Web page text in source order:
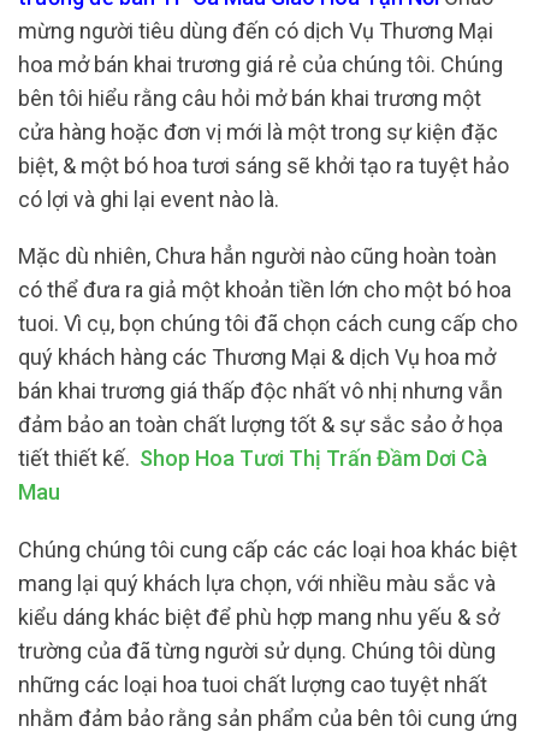
mừng người tiêu dùng đến có dịch Vụ Thương Mại
hoa mở bán khai trương giá rẻ của chúng tôi. Chúng
bên tôi hiểu rằng câu hỏi mở bán khai trương một
cửa hàng hoặc đơn vị mới là một trong sự kiện đặc
biệt, & một bó hoa tươi sáng sẽ khởi tạo ra tuyệt hảo
có lợi và ghi lại event nào là.
Mặc dù nhiên, Chưa hẳn người nào cũng hoàn toàn
có thể đưa ra giả một khoản tiền lớn cho một bó hoa
tuoi. Vì cụ, bọn chúng tôi đã chọn cách cung cấp cho
quý khách hàng các Thương Mại & dịch Vụ hoa mở
bán khai trương giá thấp độc nhất vô nhị nhưng vẫn
đảm bảo an toàn chất lượng tốt & sự sắc sảo ở họa
tiết thiết kế. Shop Hoa Tươi Thị Trấn Đầm Dơi Cà
Mau
Chúng chúng tôi cung cấp các các loại hoa khác biệt
mang lại quý khách lựa chọn, với nhiều màu sắc và
kiểu dáng khác biệt để phù hợp mang nhu yếu & sở
trường của đã từng người sử dụng. Chúng tôi dùng
những các loại hoa tuoi chất lượng cao tuyệt nhất
nhằm đảm bảo rằng sản phẩm của bên tôi cung ứng